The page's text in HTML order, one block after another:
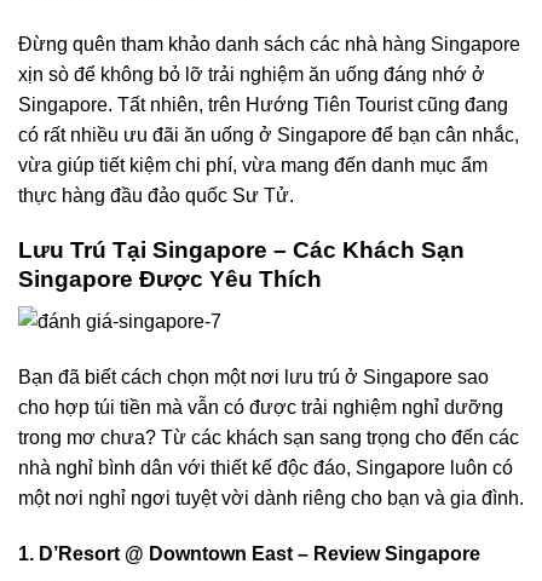
Đừng quên tham khảo danh sách các nhà hàng Singapore
xịn sò để không bỏ lỡ trải nghiệm ăn uống đáng nhớ ở
Singapore. Tất nhiên, trên Hướng Tiên Tourist cũng đang
có rất nhiều ưu đãi ăn uống ở Singapore để bạn cân nhắc,
vừa giúp tiết kiệm chi phí, vừa mang đến danh mục ẩm
thực hàng đầu đảo quốc Sư Tử.
Lưu Trú Tại Singapore – Các Khách Sạn
Singapore Được Yêu Thích
Bạn đã biết cách chọn một nơi lưu trú ở Singapore sao
cho hợp túi tiền mà vẫn có được trải nghiệm nghỉ dưỡng
trong mơ chưa? Từ các khách sạn sang trọng cho đến các
nhà nghỉ bình dân với thiết kế độc đáo, Singapore luôn có
một nơi nghỉ ngơi tuyệt vời dành riêng cho bạn và gia đình.
1. D’Resort @ Downtown East – Review Singapore